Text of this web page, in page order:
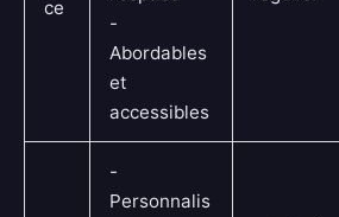
ce
-
Abordables
et
accessibles
-
Personnalis